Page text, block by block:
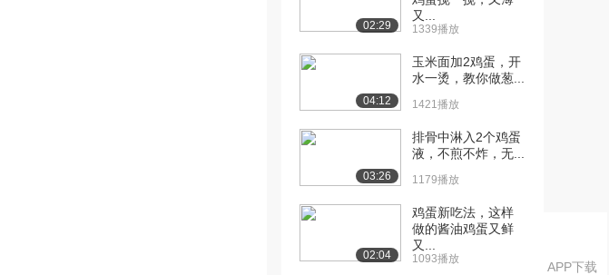
APP下载
02:29
又...
1339播放
04:12
玉米面加2鸡蛋，开
水一烫，教你做葱...
1421播放
03:26
排骨中淋入2个鸡蛋
液，不煎不炸，无...
1179播放
02:04
鸡蛋新吃法，这样
做的酱油鸡蛋又鲜
又...
1093播放